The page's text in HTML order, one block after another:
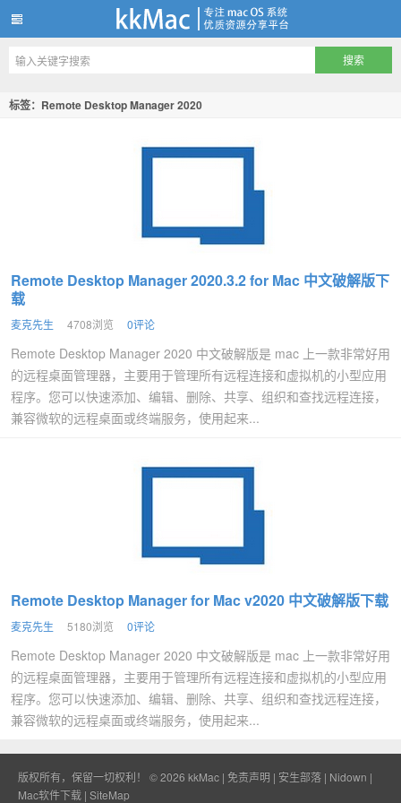
kkMac
标签：Remote Desktop Manager 2020
Remote Desktop Manager 2020.3.2 for Mac 中文破解版下
载
麦克先生 4708浏览 0评论
Remote Desktop Manager 2020 中文破解版是 mac 上一款非常好用
的远程桌面管理器，主要用于管理所有远程连接和虚拟机的小型应用
程序。您可以快速添加、编辑、删除、共享、组织和查找远程连接，
兼容微软的远程桌面或终端服务，使用起来...
Remote Desktop Manager for Mac v2020 中文破解版下载
麦克先生 5180浏览 0评论
Remote Desktop Manager 2020 中文破解版是 mac 上一款非常好用
的远程桌面管理器，主要用于管理所有远程连接和虚拟机的小型应用
程序。您可以快速添加、编辑、删除、共享、组织和查找远程连接，
兼容微软的远程桌面或终端服务，使用起来...
版权所有，保留一切权利！ © 2026 kkMac | 免责声明 | 安生部落 | Nidown |
Mac软件下载 | SiteMap